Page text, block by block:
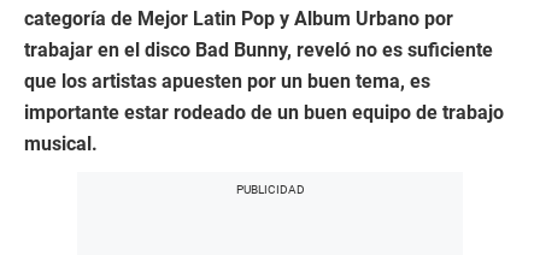
categoría de Mejor Latin Pop y Album Urbano por
trabajar en el disco Bad Bunny, reveló no es suficiente
que los artistas apuesten por un buen tema, es
importante estar rodeado de un buen equipo de trabajo
musical.